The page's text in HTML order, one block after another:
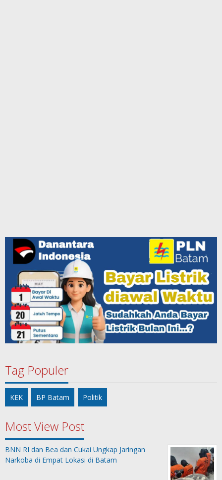
Tag Populer
KEK BP Batam Politik
Most View Post
BNN RI dan Bea dan Cukai Ungkap Jaringan
Narkoba di Empat Lokasi di Batam